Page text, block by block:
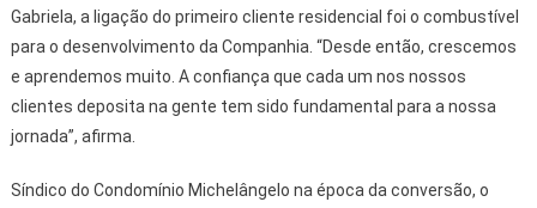
Gabriela, a ligação do primeiro cliente residencial foi o combustível
para o desenvolvimento da Companhia. “Desde então, crescemos
e aprendemos muito. A confiança que cada um nos nossos
clientes deposita na gente tem sido fundamental para a nossa
jornada”, afirma.
Síndico do Condomínio Michelângelo na época da conversão, o